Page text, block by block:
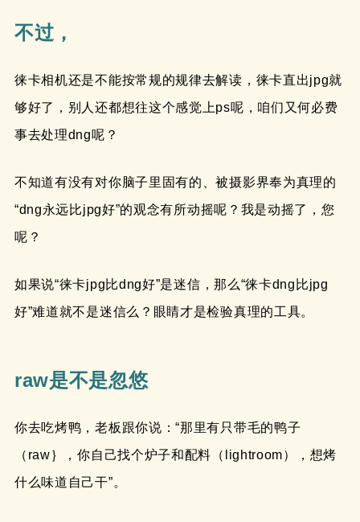
不过，
徕卡相机还是不能按常规的规律去解读，徕卡直出jpg就
够好了，别人还都想往这个感觉上ps呢，咱们又何必费
事去处理dng呢？
不知道有没有对你脑子里固有的、被摄影界奉为真理的
“dng永远比jpg好”的观念有所动摇呢？我是动摇了，您
呢？
如果说“徕卡jpg比dng好”是迷信，那么“徕卡dng比jpg
好”难道就不是迷信么？眼睛才是检验真理的工具。
raw是不是忽悠
你去吃烤鸭，老板跟你说：“那里有只带毛的鸭子
（raw｝，你自己找个炉子和配料（lightroom），想烤
什么味道自己干”。